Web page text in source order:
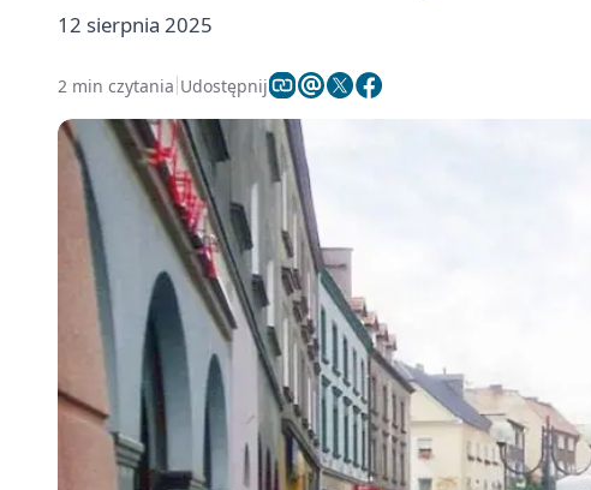
12 sierpnia 2025
2 min czytania Udostępnij